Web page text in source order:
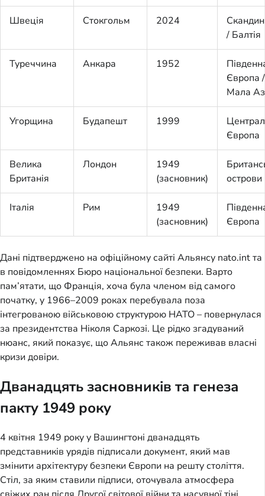
Швеція Стокгольм 2024
/ Балтія
Туреччина Анкара 1952
Європа /
Мала
Угорщина Будапешт 1999
Європа
Велика
Британія
Лондон
1949
(засновник)
острови
Італія Рим
1949
(засновник)
Європа
Дані підтверджено на офіційному сайті Альянсу nato.int та
в повідомленнях Бюро національної безпеки. Варто
пам’ятати, що Франція, хоча була членом від самого
початку, у 1966–2009 роках перебувала поза
інтегрованою військовою структурою НАТО – повернулася
за президентства Ніколя Саркозі. Це рідко згадуваний
нюанс, який показує, що Альянс також переживав власні
кризи довіри.
Дванадцять засновників та генеза
пакту 1949 року
4 квітня 1949 року у Вашингтоні дванадцять
представників урядів підписали документ, який мав
змінити архітектуру безпеки Європи на решту століття.
Стіл, за яким ставили підписи, оточувала атмосфера